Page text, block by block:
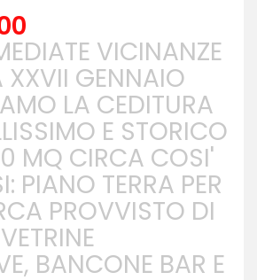
VICINANZE
XXVII GENNAIO
LA CEDITURA
E STORICO
MQ CIRCA COSI'
PIANO TERRA PER
PROVVISTO DI
BANCONE BAR E